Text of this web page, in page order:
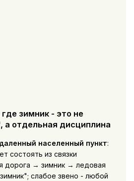
зимник - это не
а отдельная дисциплина
населенный пункт:
состоять из связки
дорога → зимник → ледовая
слабое звено - любой